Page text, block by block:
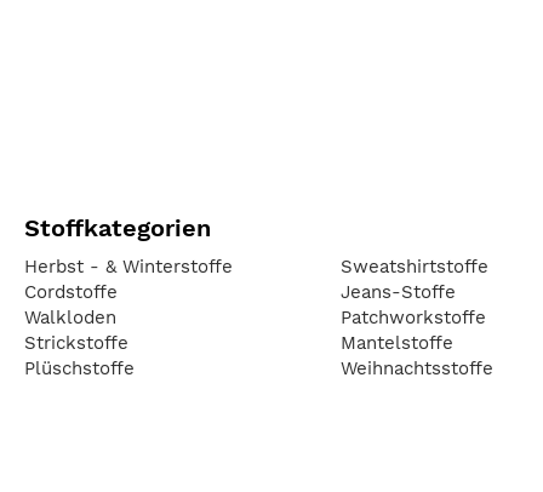
Stoffkategorien
Herbst - & Winterstoffe
Cordstoffe
Walkloden
Strickstoffe
Plüschstoffe
Sweatshirtstoffe
Jeans-Stoffe
Patchworkstoffe
Mantelstoffe
Weihnachtsstoffe